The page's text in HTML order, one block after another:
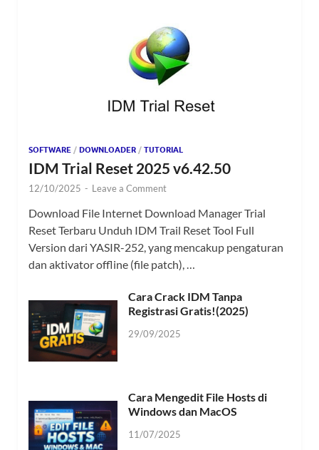
SOFTWARE / DOWNLOADER / TUTORIAL
IDM Trial Reset 2025 v6.42.50
12/10/2025 - Leave a Comment
Download File Internet Download Manager Trial
Reset Terbaru Unduh IDM Trail Reset Tool Full
Version dari YASIR-252, yang mencakup pengaturan
dan aktivator offline (file patch), …
Cara Crack IDM Tanpa
Registrasi Gratis!(2025)
29/09/2025
Cara Mengedit File Hosts di
Windows dan MacOS
11/07/2025